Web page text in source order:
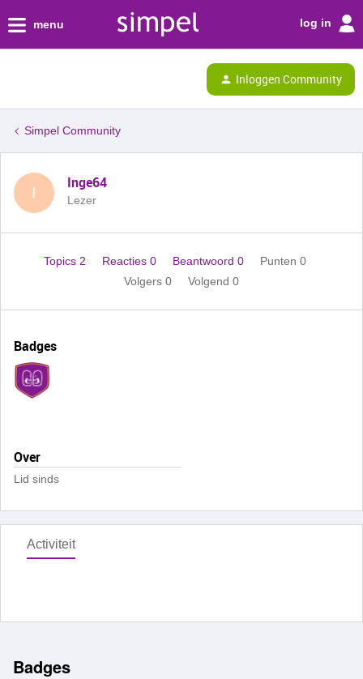
menu log in
Inloggen Community
Simpel Community
I
Inge64
Lezer
Topics 2 Reacties 0 Beantwoord 0
Punten 0
Volgers 0 Volgend 0
Badges
Over
Lid sinds
Activiteit
Badges